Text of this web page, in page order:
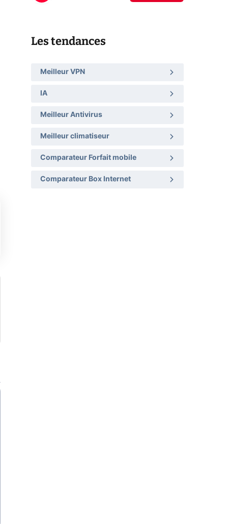
Les tendances
Meilleur VPN
IA
Meilleur Antivirus
Meilleur climatiseur
Comparateur Forfait mobile
Comparateur Box Internet